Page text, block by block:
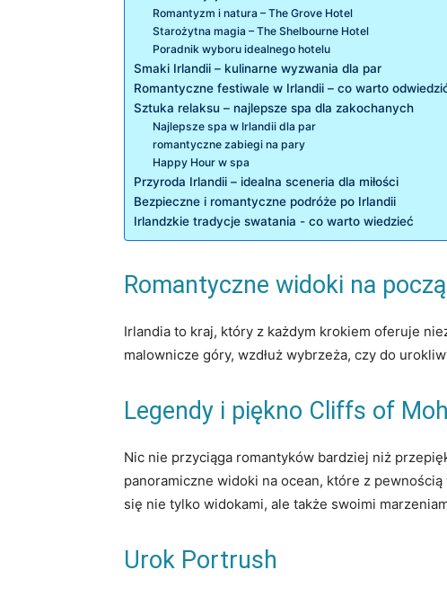
Romantyzm i natura – The Grove Hotel
Starożytna magia – The Shelbourne ⁣Hotel
Poradnik wyboru idealnego hotelu
Smaki Irlandii⁤ – kulinarne wyzwania dla par
Romantyczne ‍festiwale​ w Irlandii – co warto
Sztuka relaksu – ‌najlepsze spa dla zakochanych
Najlepsze spa w Irlandii dla par
romantyczne zabiegi na pary
Happy Hour w spa
Przyroda Irlandii – idealna sceneria dla miłości
Bezpieczne‌ i romantyczne podróże po Irlandii
Irlandzkie tradycje swatania -​ co ⁤warto wiedzieć
Romantyczne widoki na
Irlandia to kraj, który z każdym krokiem oferuje
malownicze góry, wzdłuż⁤ wybrzeża, czy do
Legendy i ‌piękno Cliffs of
Nic nie przyciąga romantyków‍ bardziej niż
panoramiczne⁢ widoki na ocean, które z
się nie tylko widokami, ale także swoimi
Urok Portrush